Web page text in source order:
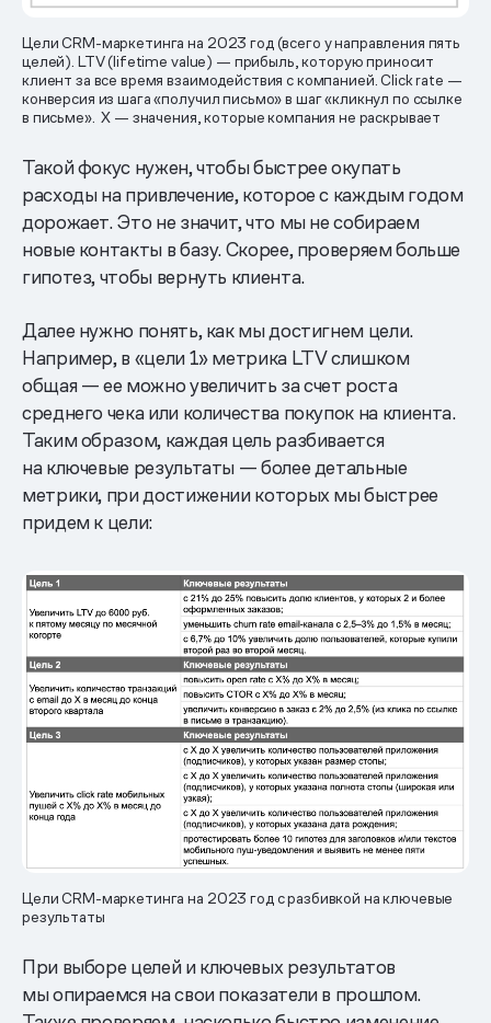
Цели CRM-маркетинга на 2023 год (всего у направления пять
целей). LTV (lifetime value) — прибыль, которую приносит
клиент за все время взаимодействия с компанией. Click rate —
конверсия из шага «получил письмо» в шаг «кликнул по ссылке
в письме». Х — значения, которые компания не раскрывает
Такой фокус нужен, чтобы быстрее окупать
расходы на привлечение, которое с каждым годом
дорожает. Это не значит, что мы не собираем
новые контакты в базу. Скорее, проверяем больше
гипотез, чтобы вернуть клиента.
Далее нужно понять, как мы достигнем цели.
Например, в «цели 1» метрика LTV слишком
общая — ее можно увеличить за счет роста
среднего чека или количества покупок на клиента.
Таким образом, каждая цель разбивается
на ключевые результаты — более детальные
метрики, при достижении которых мы быстрее
придем к цели:
Цели CRM-маркетинга на 2023 год с разбивкой на ключевые
результаты
При выборе целей и ключевых результатов
мы опираемся на свои показатели в прошлом.